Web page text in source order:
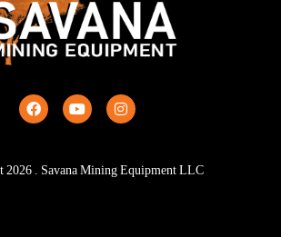
2026. Savana Mining Equipment LLC